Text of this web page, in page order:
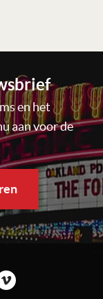
en het
aan voor de